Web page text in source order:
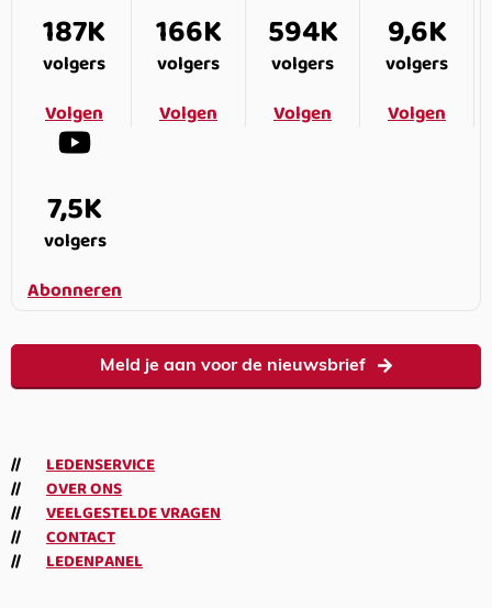
187K
volgers
Volgen
166K
volgers
Volgen
594K
volgers
Volgen
9,6K
volgers
Volgen
7,5K
volgers
Abonneren
Meld je aan voor de nieuwsbrief
LEDENSERVICE
OVER ONS
VEELGESTELDE VRAGEN
CONTACT
LEDENPANEL